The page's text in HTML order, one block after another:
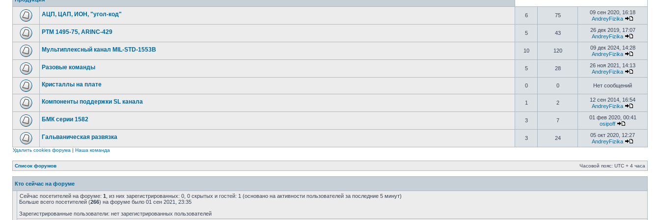
АЦП, ЦАП, ИОН, "угол-код" 6 75
09 сен 2020, 16:18
AndreyFizika
РТМ 1495-75, ARINC-429 5 43
26 дек 2019, 17:07
AndreyFizika
Мультиплексный канал MIL-STD-1553B 10 120
09 дек 2024, 14:28
AndreyFizika
Разовые команды 5 28
26 ноя 2021, 14:13
AndreyFizika
Кристаллы на плате 0 0 Нет сообщений
Компоненты поддержки SL канала 1 2
12 сен 2014, 16:54
AndreyFizika
БМК серии 1582 3 7
01 фев 2020, 00:41
osipoff
Гальваническая развязка 3 24
05 окт 2020, 12:27
AndreyFizika
Удалить cookies форума | Наша команда
Список форумов Часовой пояс: UTC + 4 часа
Кто сейчас на форуме
Сейчас посетителей на форуме: 1 , из них зарегистрированных: 0, 0 скрытых и гостей: 1 (основано на активности пользователей за последние 5 минут)
Больше всего посетителей (266) на форуме было 01 сен 2021, 23:35
Зарегистрированные пользователи: нет зарегистрированных пользователей